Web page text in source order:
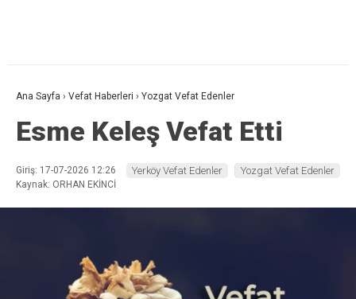
Ana Sayfa › Vefat Haberleri › Yozgat Vefat Edenler
Esme Keleş Vefat Etti
Giriş: 17-07-2026 12:26
Kaynak: ORHAN EKİNCİ
Yerköy Vefat Edenler Yozgat Vefat Edenler